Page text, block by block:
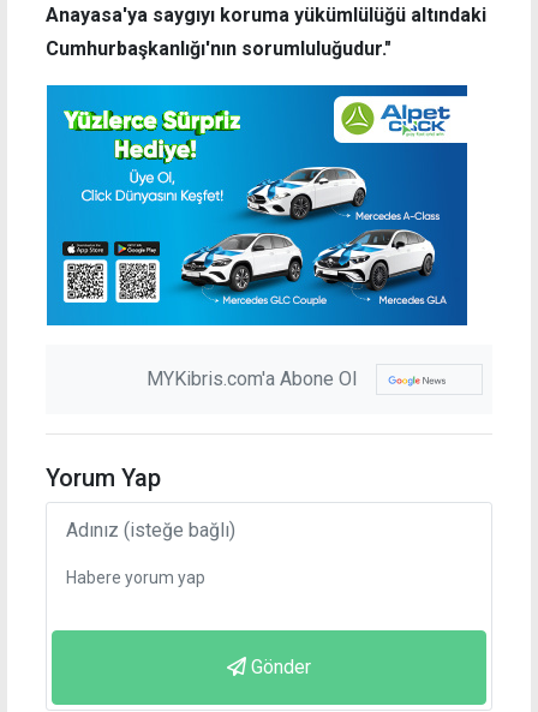
Anayasa'ya saygıyı koruma yükümlülüğü altındaki
Cumhurbaşkanlığı'nın sorumluluğudur."
MYKibris.com'a Abone Ol
Yorum Yap
Gönder